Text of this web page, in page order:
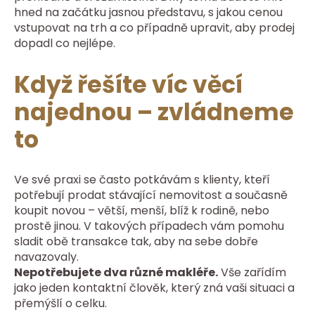
hned na začátku jasnou představu, s jakou cenou
vstupovat na trh a co případně upravit, aby prodej
dopadl co nejlépe.
Když řešíte víc věcí
najednou – zvládneme
to
Ve své praxi se často potkávám s klienty, kteří
potřebují prodat stávající nemovitost a současně
koupit novou – větší, menší, blíž k rodině, nebo
prostě jinou. V takových případech vám pomohu
sladit obě transakce tak, aby na sebe dobře
navazovaly.
Nepotřebujete dva různé makléře.Vše zařídím
jako jeden kontaktní člověk, který zná vaši situaci a
přemýšlí o celku.